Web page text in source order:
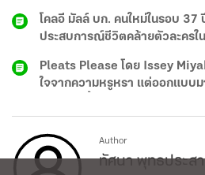
โคลอี มัลล์ บก. คนใหม่ในรอบ 37
ประสบการณ์ชีวิตคล้ายตัวละคร
Pleats Please โดย Issey
ใจจากความหรูหรา แต่ออกแบบม
Author
ทัศนา พุทธประส